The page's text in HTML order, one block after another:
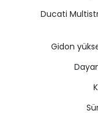
Ducati
Gidon